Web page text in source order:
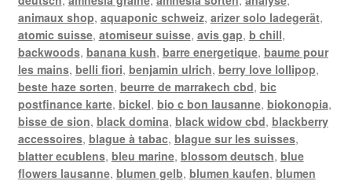
animaux shop, aquaponic schweiz, arizer solo ladegerät,
atomic suisse, atomiseur suisse, avis gap, b chill,
backwoods, banana kush, barre energetique, baume pour
les mains, belli fiori, benjamin ulrich, berry love lollipop,
beste haze sorten, beurre de marrakech cbd, bic
postfinance karte, bickel, bio c bon lausanne, biokonopia,
bisse de sion, black domina, black widow cbd, blackberry
accessoires, blague à tabac, blague sur les suisses,
blatter ecublens, bleu marine, blossom deutsch, blue
flowers lausanne, blumen gelb, blumen kaufen, blumen